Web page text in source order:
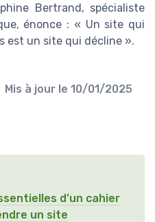
Bertrand, spécialiste
énonce : « Un site qui
est un site qui décline ».
Mis à jour le 10/01/2025
d’un cahier
un site